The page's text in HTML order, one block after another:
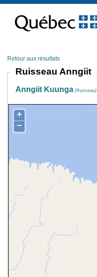
contenu
Retour aux résultats
Ruisseau Anngiit
Anngiit Kuunga (Ruisseau)
+
−